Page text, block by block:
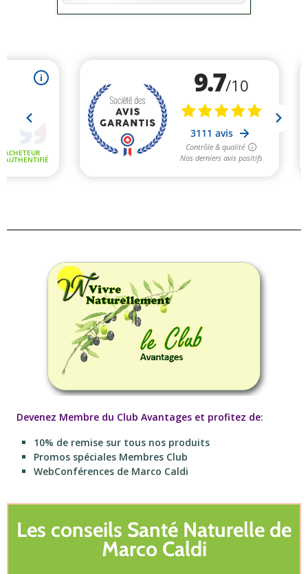
Devenez Membre du Club Avantages et profitez de:
10% de remise sur tous nos produits
Promos spéciales Membres Club
WebConférences de Marco Caldi